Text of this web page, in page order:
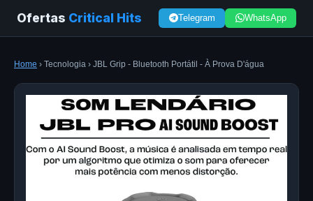
Ofertas Critical Hits Telegram WhatsApp
Home › Tecnologia › JBL Grip - Bluetooth Portátil - À Prova D'água